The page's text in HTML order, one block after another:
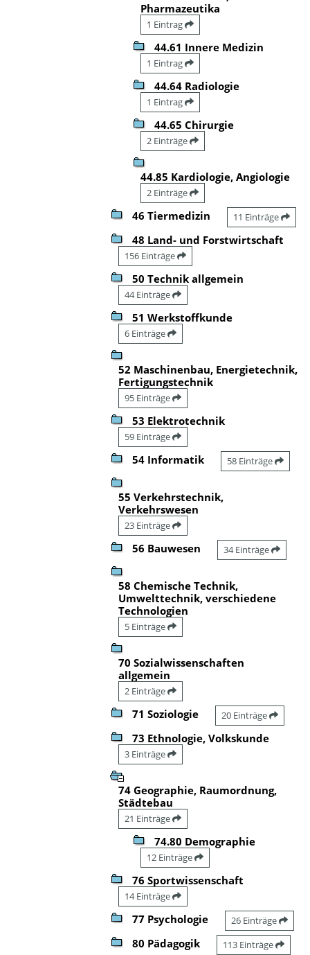
Pharmazeutika
1 Eintrag
44.61 Innere Medizin
1 Eintrag
44.64 Radiologie
1 Eintrag
44.65 Chirurgie
2 Einträge
44.85 Kardiologie, Angiologie
2 Einträge
46 Tiermedizin 11 Einträge
48 Land- und Forstwirtschaft
156 Einträge
50 Technik allgemein
44 Einträge
51 Werkstoffkunde
6 Einträge
52 Maschinenbau, Energietechnik,
Fertigungstechnik
95 Einträge
53 Elektrotechnik
59 Einträge
54 Informatik 58 Einträge
55 Verkehrstechnik,
Verkehrswesen
23 Einträge
56 Bauwesen 34 Einträge
58 Chemische Technik,
Umwelttechnik, verschiedene
Technologien
5 Einträge
70 Sozialwissenschaften
allgemein
2 Einträge
71 Soziologie 20 Einträge
73 Ethnologie, Volkskunde
3 Einträge
74 Geographie, Raumordnung,
Städtebau
21 Einträge
74.80 Demographie
12 Einträge
76 Sportwissenschaft
14 Einträge
77 Psychologie 26 Einträge
80 Pädagogik 113 Einträge